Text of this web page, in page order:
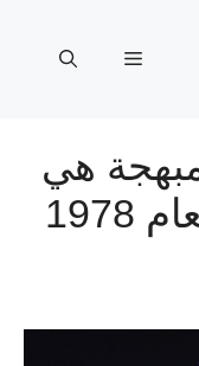
القائمة
هي